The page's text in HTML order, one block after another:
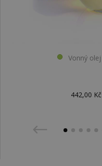
Vonný olej
442,00 Kč